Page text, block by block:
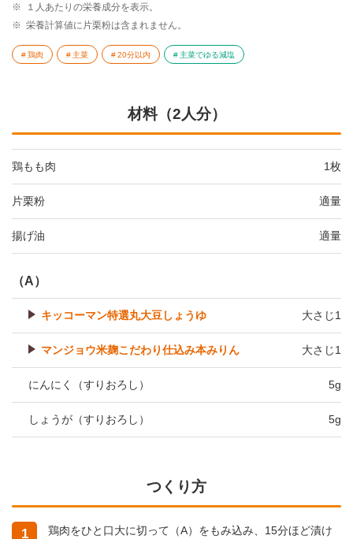
※
１人あたりの栄養成分を表示。
※ 栄養計算値に片栗粉は含まれません。
鶏肉 主菜 20分以内 主菜でゆる減塩
材料（2人分）
鶏もも肉 1枚
片栗粉 適量
揚げ油 適量
（A）
キッコーマン特選丸大豆しょうゆ 大さじ1
マンジョウ米麹こだわり仕込み本みりん 大さじ1
にんにく（すりおろし） 5g
しょうが（すりおろし） 5g
つくり方
1
鶏肉をひと口大に切って（A）をもみ込み、15分ほど漬け